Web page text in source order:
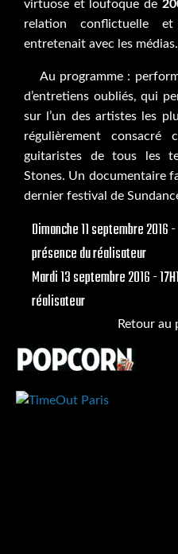
virtuose et loufoque de
relation conflictuelle
entretenait avec les médias.
Au programme :
d’entretiens oubliés, qui
sur l’un des artistes les
régulièrement consacré
guitaristes de tous les
Stones. Un documentaire
dernier festival de
Dimanche 11 septembre 2016
présence du réalisateur
Mardi 13 septembre 2016 -
réalisateur
Retour au